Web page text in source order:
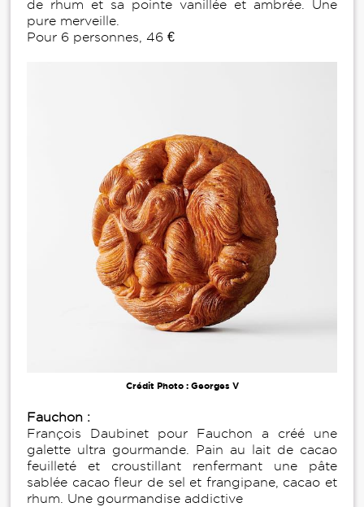
de rhum et sa pointe vanillée et ambrée. Une
pure merveille.
Pour 6 personnes, 46 €
Crédit Photo : Georges V
Fauchon :
François Daubinet pour Fauchon a créé une
galette ultra gourmande. Pain au lait de cacao
feuilleté et croustillant renfermant une pâte
sablée cacao fleur de sel et frangipane, cacao et
rhum. Une gourmandise addictive